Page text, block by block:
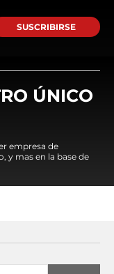
SUSCRIBIRSE
ÚNICO
empresa de
y mas en la base de